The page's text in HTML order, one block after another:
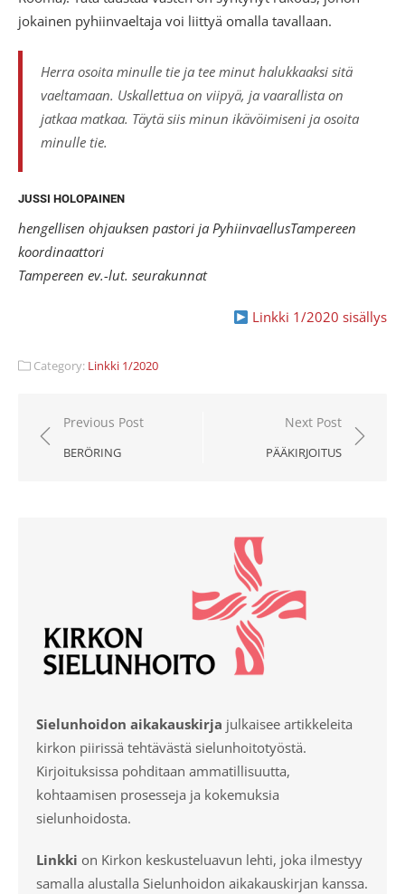
jokainen pyhiinvaeltaja voi liittyä omalla tavallaan.
Herra osoita minulle tie ja tee minut halukkaaksi sitä
vaeltamaan. Uskallettua on viipyä, ja vaarallista on
jatkaa matkaa. Täytä siis minun ikävöimiseni ja osoita
minulle tie.
JUSSI HOLOPAINEN
hengellisen ohjauksen pastori ja PyhiinvaellusTampereen
koordinaattori
Tampereen ev.-lut. seurakunnat
Linkki 1/2020 sisällys
Category: Linkki 1/2020
Artikkelien
selaus
Previous Post
BERÖRING
Next Post
PÄÄKIRJOITUS
Sielunhoidon aikakauskirja julkaisee artikkeleita
kirkon piirissä tehtävästä sielunhoitotyöstä.
Kirjoituksissa pohditaan ammatillisuutta,
kohtaamisen prosesseja ja kokemuksia
sielunhoidosta.
Linkki on Kirkon keskusteluavun lehti, joka ilmestyy
samalla alustalla Sielunhoidon aikakauskirjan kanssa.